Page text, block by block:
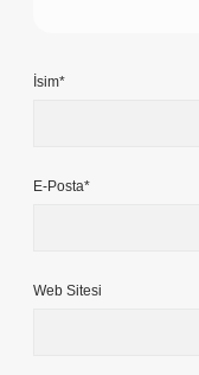
İsim*
E-Posta*
Web Sitesi